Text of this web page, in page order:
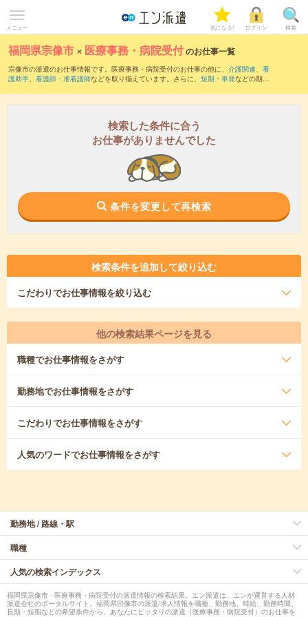
メニュー 気になる! ログイン 検索
福岡県宗像市 × 医療事務・病院受付のお仕事一覧
宗像市の派遣のお仕事情報です。医療事務・病院受付のお仕事の他に、 介護関連、 看
護助手、 看護師・准看護師などを取り揃えています。さらに、 短期 ・ 単発などの期間
検索した条件に合う
お仕事がありませんでした
条件を変更して再検索
検索条件を追加して絞り込む
こだわりでお仕事情報を絞り込む
他の検索結果ページを見る
職種でお仕事情報をさがす
勤務地でお仕事情報をさがす
こだわりでお仕事情報をさがす
人気のワードでお仕事情報をさがす
勤務地 / 路線・駅
職種
人気の検索インデックス
福岡県宗像市 - 医療事務・病院受付の派遣情報の検索結果。エン派遣は、エンが運営する人材
派遣会社のポータルサイト。福岡県宗像市の派遣/求人情報を職種、勤務地、時給、勤務時間、
長期・短期などの希望条件から、あなたにピッタリの派遣（医療事務・病院受付）のお仕事を